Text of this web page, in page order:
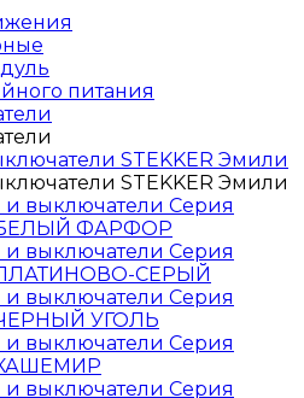
питания
STEKKER Эмили
STEKKER Эмили
и выключатели Серия
ФАРФОР
и выключатели Серия
СЕРЫЙ
и выключатели Серия
УГОЛЬ
и выключатели Серия
и выключатели Серия